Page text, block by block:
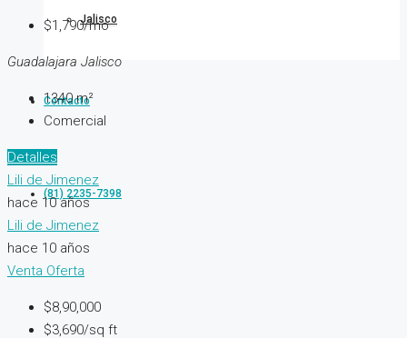
Jalisco
Contacto
(81) 2235-7398
$1,790/mo
Guadalajara Jalisco
1340 m²
Comercial
Detalles
Lili de Jimenez
hace 10 años
Lili de Jimenez
hace 10 años
Venta Oferta
$8,90,000
$3,690/sq ft